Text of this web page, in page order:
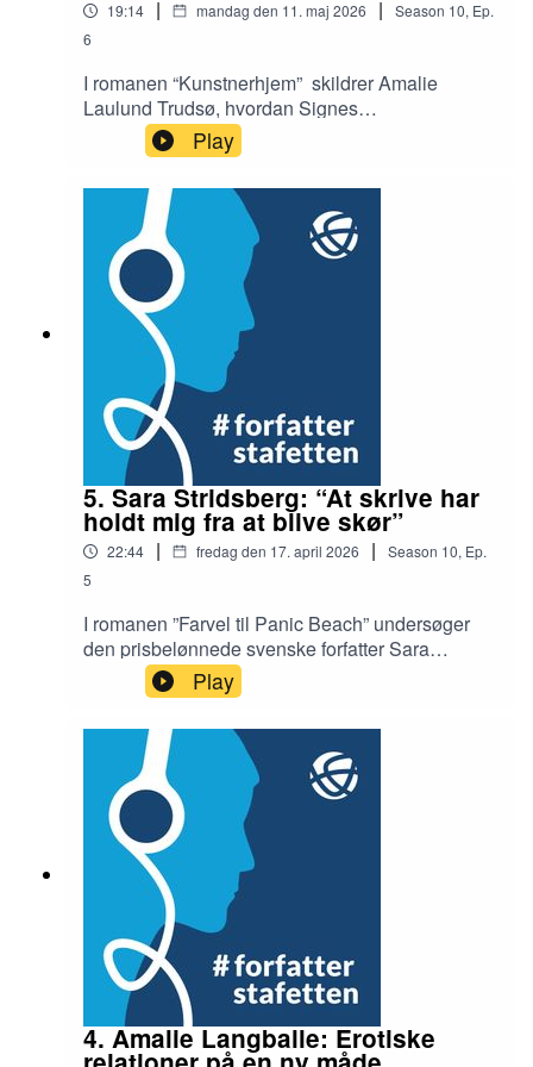
19:14 | mandag den 11. maj 2026 | Season 10, Ep.
6
I romanen “Kunstnerhjem” skildrer Amalie
Laulund Trudsø, hvordan Signes
kunstnerdrømme i 1950'erne og 1960'erne
begraves under en vildt travl hverdag med tre
små børn. Det er ikke en beretning om bitterhed,
men om at finde mening og drivkraft i at få
hverdagen til at fungere - sådan som mange,
mange kvinder har gjort og stadig gør. Interview:
Birgitte BartholdyRedaktør: Ib Helles Olesen
Play
5. Sara Stridsberg: “At skrive har
holdt mig fra at blive skør”
22:44 | fredag den 17. april 2026 | Season 10, Ep.
5
I romanen ”Farvel til Panic Beach” undersøger
den prisbelønnede svenske forfatter Sara
Stridsberg via fiktionen traumerne i sin egen
vilde og svære familiehistorie - med alkohol,
selvmord og svigt i flere generationer. Her
fortæller hun, hvorfor det at skrive er så livsvigtigt
for hende.Interviewer: Birgitte BartholdyRedaktør:
Ib Helles Olesen
Play
4. Amalie Langballe: Erotiske